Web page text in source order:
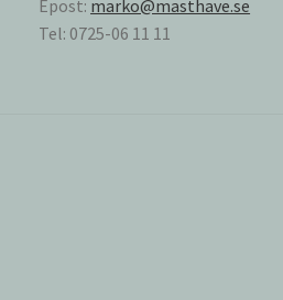
Epost: marko@masthave.se
Tel: 0725-06 11 11